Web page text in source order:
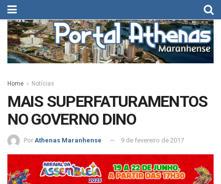
Home Notícias
MAIS SUPERFATURAMENTOS
NO GOVERNO DINO
Por Athenas Maranhense 9 de fevereiro de 2017